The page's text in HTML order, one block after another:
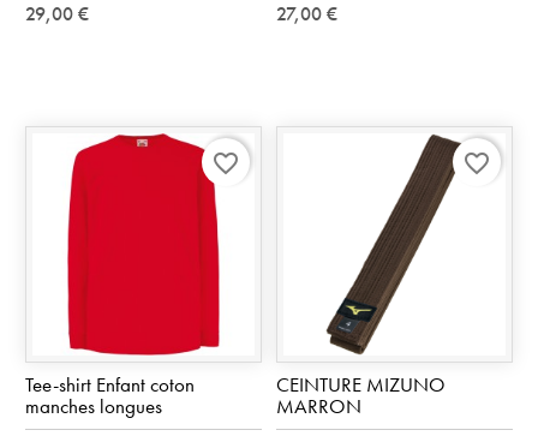
29,00 € 27,00 €
Tee-shirt Enfant coton
manches longues
favorite_border
CEINTURE MIZUNO
MARRON
favorite_border